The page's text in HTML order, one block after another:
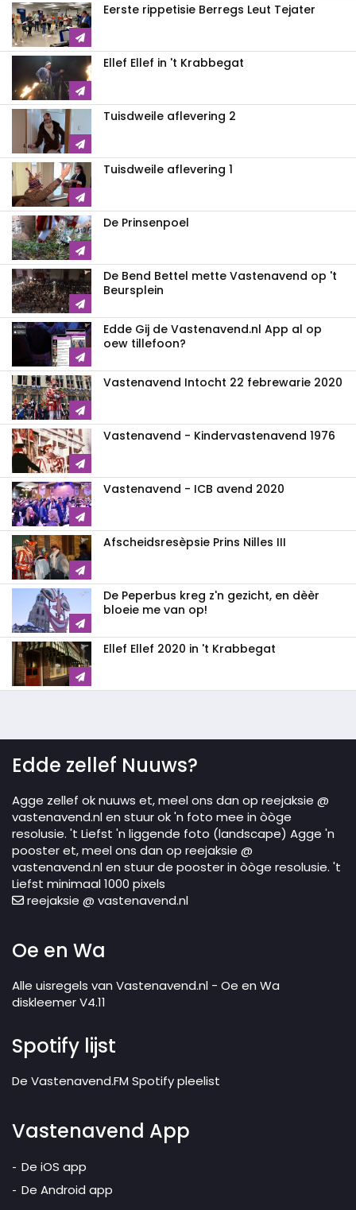
Eerste rippetisie Berregs Leut Tejater
Ellef Ellef in 't Krabbegat
Tuisdweile aflevering 2
Tuisdweile aflevering 1
De Prinsenpoel
De Bend Bettel mette Vastenavend op 't
Beursplein
Edde Gij de Vastenavend.nl App al op
oew tillefoon?
Vastenavend Intocht 22 febrewarie 2020
Vastenavend - Kindervastenavend 1976
Vastenavend - ICB avend 2020
Afscheidsresèpsie Prins Nilles III
De Peperbus kreg z'n gezicht, en dèèr
bloeie me van op!
Ellef Ellef 2020 in 't Krabbegat
Edde zellef Nuuws?
Agge zellef ok nuuws et, meel ons dan op reejaksie @
vastenavend.nl en stuur ok 'n foto mee in òòge
resolusie. 't Liefst 'n liggende foto (landscape) Agge 'n
pooster et, meel ons dan op reejaksie @
vastenavend.nl en stuur de pooster in òòge resolusie. 't
Liefst minimaal 1000 pixels
reejaksie @ vastenavend.nl
Oe en Wa
Alle uisregels van Vastenavend.nl - Oe en Wa
diskleemer V4.11
Spotify lijst
De Vastenavend.FM Spotify pleelist
Vastenavend App
De iOS app
De Android app